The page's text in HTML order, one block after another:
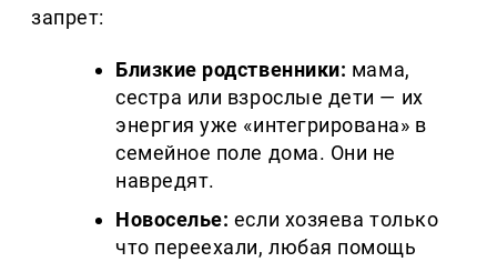
запрет:
Близкие родственники: мама,
сестра или взрослые дети — их
энергия уже «интегрирована» в
семейное поле дома. Они не
навредят.
Новоселье: если хозяева только
что переехали, любая помощь